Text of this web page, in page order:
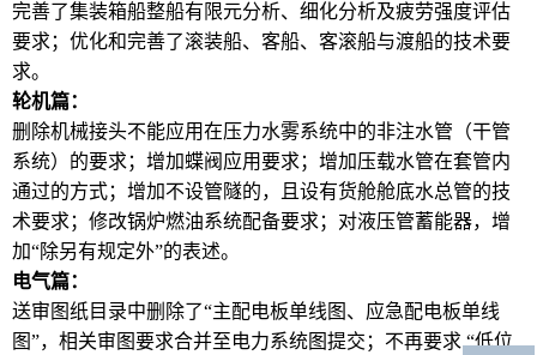
完善了集装箱船整船有限元分析、细化分析及疲劳强度评估
要求；优化和完善了滚装船、客船、客滚船与渡船的技术要
求。
轮机篇：
删除机械接头不能应用在压力水雾系统中的非注水管（干管
系统）的要求；增加蝶阀应用要求；增加压载水管在套管内
通过的方式；增加不设管隧的，且设有货舱舱底水总管的技
术要求；修改锅炉燃油系统配备要求；对液压管蓄能器，增
加“除另有规定外”的表述。
电气篇：
送审图纸目录中删除了“主配电板单线图、应急配电板单线
图”，相关审图要求合并至电力系统图提交；不再要求 “低位